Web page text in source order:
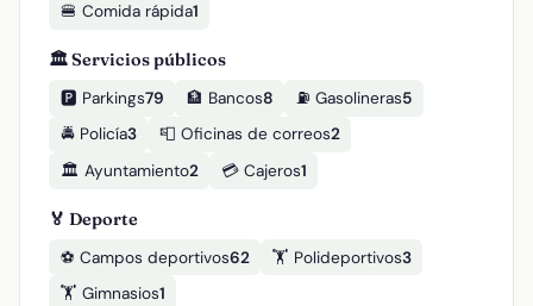
🍔 Comida rápida1
🏛️ Servicios públicos
🅿️ Parkings79 🏦 Bancos8 ⛽ Gasolineras5
🚔 Policía3 📮 Oficinas de correos2
🏛️ Ayuntamiento2 💳 Cajeros1
🏅 Deporte
⚽ Campos deportivos62 🏋️ Polideportivos3
🏋️ Gimnasios1